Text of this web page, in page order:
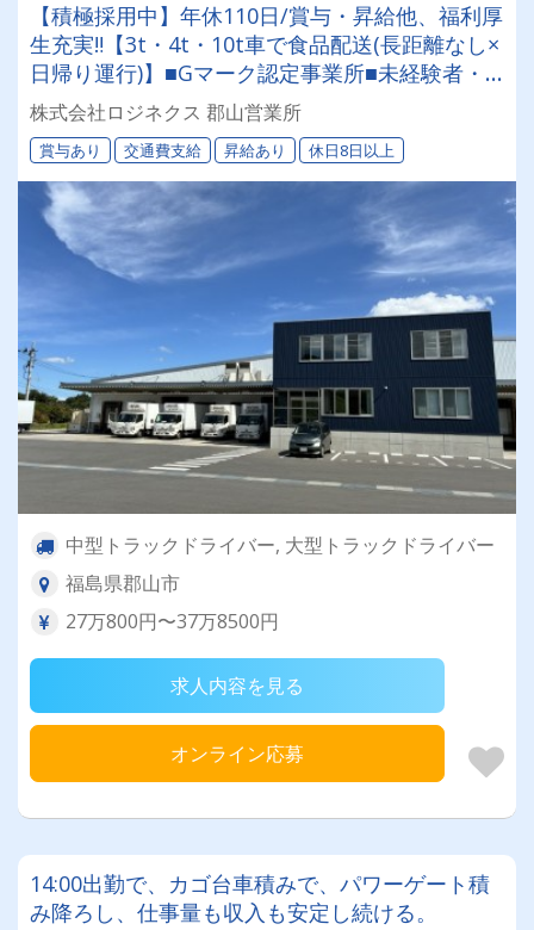
【積極採用中】年休110日/賞与・昇給他、福利厚
生充実‼【3t・4t・10t車で食品配送(長距離なし×
日帰り運行)】■Gマーク認定事業所■未経験者・
経験者共に大歓迎■手厚い研修■資格取得制度(大
型取得実績有)
株式会社ロジネクス 郡山営業所
賞与あり 交通費支給 昇給あり 休日8日以上
中型トラックドライバー, 大型トラックドライバー
福島県郡山市
27万800円〜37万8500円
求人内容を見る
オンライン応募
14:00出勤で、カゴ台車積みで、パワーゲート積
み降ろし、仕事量も収入も安定し続ける。